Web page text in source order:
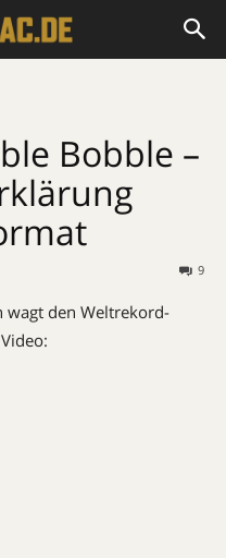
Bobble –
9
wagt den Weltrekord-